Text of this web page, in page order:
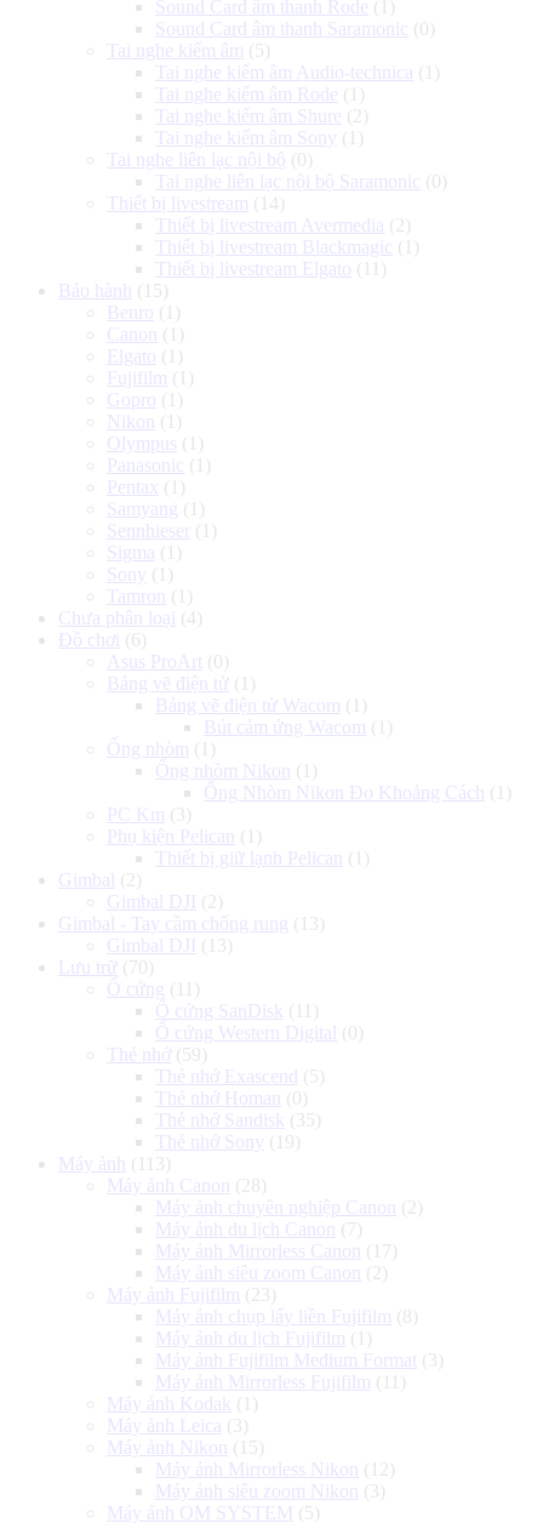
Sound Card âm thanh Rode (1)
Sound Card âm thanh Saramonic (0)
Tai nghe kiểm âm (5)
Tai nghe kiểm âm Audio-technica (1)
Tai nghe kiểm âm Rode (1)
Tai nghe kiểm âm Shure (2)
Tai nghe kiểm âm Sony (1)
Tai nghe liên lạc nội bộ (0)
Tai nghe liên lạc nội bộ Saramonic (0)
Thiết bị livestream (14)
Thiết bị livestream Avermedia (2)
Thiết bị livestream Blackmagic (1)
Thiết bị livestream Elgato (11)
Bảo hành
(15)
Benro (1)
Canon
(1)
Elgato (1)
Fujifilm (1)
Gopro (1)
Nikon
(1)
Olympus (1)
Panasonic (1)
Pentax (1)
Samyang (1)
Sennhieser
(1)
Sigma (1)
Sony (1)
Tamron
(1)
Chưa phân loại (4)
Đồ chơi (6)
Asus ProArt (0)
Bảng vẽ điện tử (1)
Bảng vẽ điện tử Wacom (1)
Bút cảm ứng Wacom (1)
Ống nhòm (1)
Ống nhòm Nikon
(1)
Ống Nhòm Nikon Đo Khoảng Cách
(1)
PC Km (3)
Phụ kiện Pelican
(1)
Thiết bị giữ lạnh Pelican
(1)
Gimbal (2)
Gimbal DJI (2)
Gimbal - Tay cầm chống rung (13)
Gimbal DJI (13)
Lưu trữ (70)
Ổ cứng (11)
Ổ cứng SanDisk (11)
Ổ cứng Western Digital (0)
Thẻ nhớ (59)
Thẻ nhớ Exascend
(5)
Thẻ nhớ Homan
(0)
Thẻ nhớ Sandisk (35)
Thẻ nhớ Sony (19)
Máy ảnh
(113)
Máy ảnh Canon
(28)
Máy ảnh chuyên nghiệp Canon
(2)
Máy ảnh du lịch Canon
(7)
Máy ảnh Mirrorless Canon
(17)
Máy ảnh siêu zoom Canon
(2)
Máy ảnh Fujifilm (23)
Máy ảnh chụp lấy liền Fujifilm (8)
Máy ảnh du lịch Fujifilm (1)
Máy ảnh Fujifilm Medium Format (3)
Máy ảnh Mirrorless Fujifilm (11)
Máy ảnh Kodak (1)
Máy ảnh Leica (3)
Máy ảnh Nikon
(15)
Máy ảnh Mirrorless Nikon
(12)
Máy ảnh siêu zoom Nikon
(3)
Máy ảnh OM SYSTEM (5)